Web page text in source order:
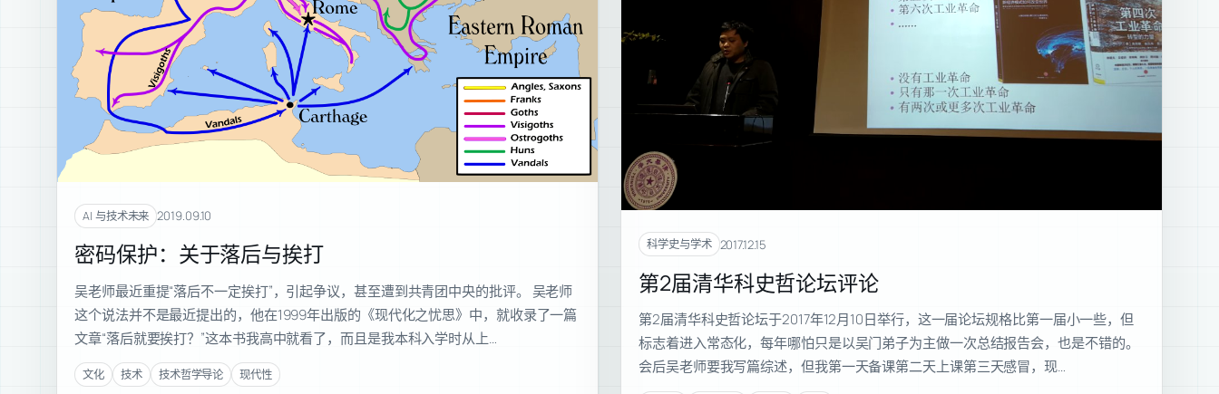
AI 与技术未来 2019.09.10
密码保护：关于落后与挨打
吴老师最近重提“落后不一定挨打”，引起争议，甚至遭到共青团中央的批评。 吴老师
这个说法并不是最近提出的，他在1999年出版的《现代化之忧思》中，就收录了一篇
文章“落后就要挨打？”这本书我高中就看了，而且是我本科入学时从上…
文化 技术 技术哲学导论 现代性
科学史与学术 2017.12.15
第2届清华科史哲论坛评论
第2届清华科史哲论坛于2017年12月10日举行，这一届论坛规格比第一届小一些，但
标志着进入常态化，每年哪怕只是以吴门弟子为主做一次总结报告会，也是不错的。
会后吴老师要我写篇综述，但我第一天备课第二天上课第三天感冒，现…